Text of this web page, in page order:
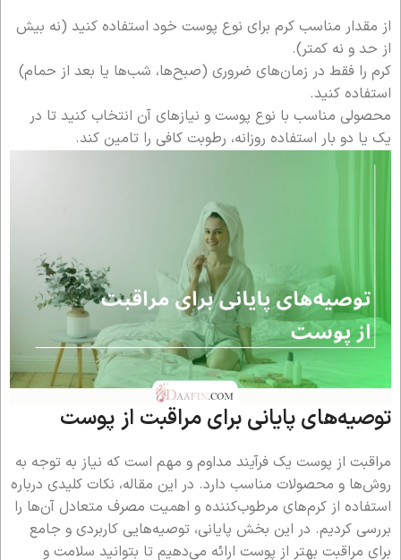
از مقدار مناسب کرم برای نوع پوست خود استفاده کنید (نه بیش
از حد و نه کمتر).
کرم را فقط در زمان‌های ضروری (صبح‌ها، شب‌ها یا بعد از حمام)
استفاده کنید.
محصولی مناسب با نوع پوست و نیازهای آن انتخاب کنید تا در
یک یا دو بار استفاده روزانه، رطوبت کافی را تامین کند.
توصیه‌های پایانی برای مراقبت از پوست
مراقبت از پوست یک فرآیند مداوم و مهم است که نیاز به توجه به
روش‌ها و محصولات مناسب دارد. در این مقاله، نکات کلیدی درباره
استفاده از کرم‌های مرطوب‌کننده و اهمیت مصرف متعادل آن‌ها را
بررسی کردیم. در این بخش پایانی، توصیه‌هایی کاربردی و جامع
برای مراقبت بهتر از پوست ارائه می‌دهیم تا بتوانید سلامت و